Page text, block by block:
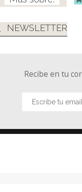
NEWSLETTER
Recibe en tu